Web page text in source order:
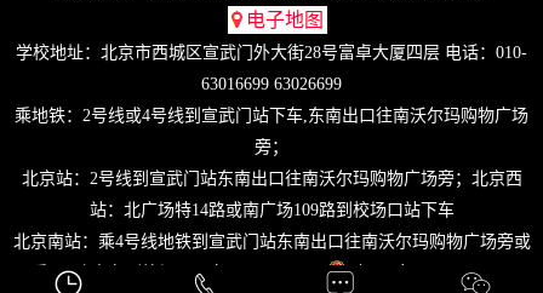
电子地图
学校地址：北京市西城区宣武门外大街28号富卓大厦四层 电话：010-
63016699 63026699
乘地铁：2号线或4号线到宣武门站下车,东南出口往南沃尔玛购物广场
旁；
北京站：2号线到宣武门站东南出口往南沃尔玛购物广场旁；北京西
站：北广场特14路或南广场109路到校场口站下车
北京南站：乘4号线地铁到宣武门站东南出口往南沃尔玛购物广场旁或
乘102路电车到校场口下车即是。
京ICP备09017211号-5